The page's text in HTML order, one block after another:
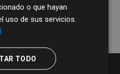
del Servicio de Bibliobús
o que hayan
uso de sus servicios.
TODO